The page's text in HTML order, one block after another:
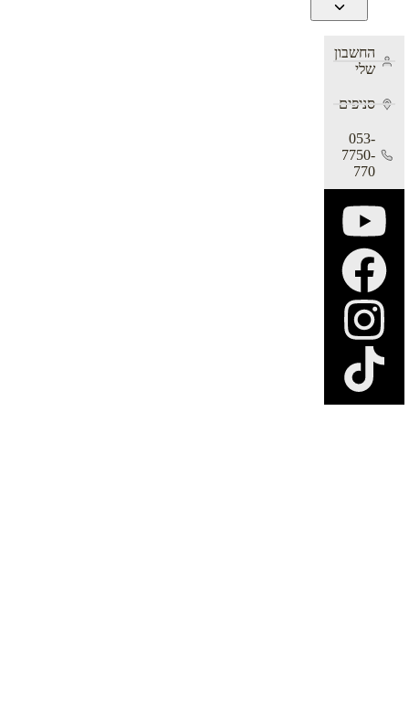
החשבון
שלי
סניפים
053-
7750-
770